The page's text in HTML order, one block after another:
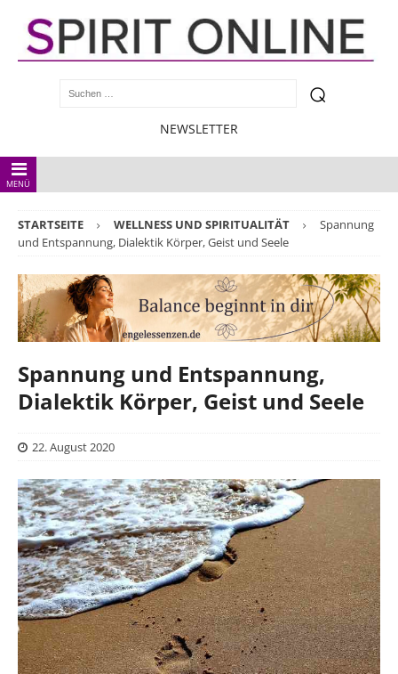
NEWSLETTER
MENÜ
STARTSEITE WELLNESS UND SPIRITUALITÄT
Spannung
und Entspannung, Dialektik Körper, Geist und Seele
Spannung und Entspannung,
Dialektik Körper, Geist und Seele
22. August 2020